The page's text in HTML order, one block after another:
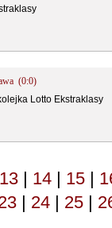
(0:0)
Lotto Ekstraklasy
13 | 14 | 15 |
| 24 | 25 |